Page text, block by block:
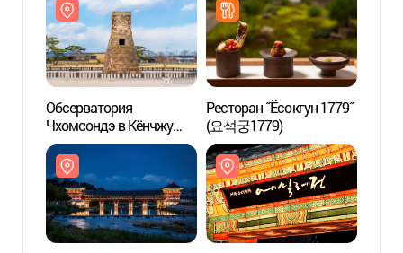
Обсерватория
Чхомсондэ в Кёнчжу
(경주 첨성대)
Ресторан ˝Ёсокгун 1779˝
(요석궁1779)